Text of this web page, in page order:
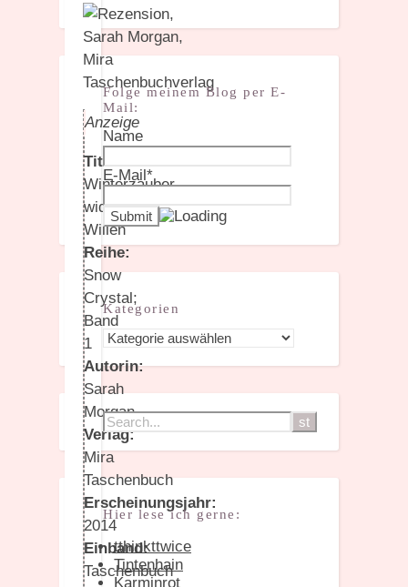
Anzeige
Titel:
Winterzauber
wider
Willen
Reihe:
Snow
Crystal;
Band
1
Autorin:
Sarah
Morgan
Verlag:
Mira
Taschenbuch
Erscheinungsjahr:
2014
Einband:
Taschenbuch
Folge meinem Blog per E-
Mail:
Name
E-Mail*
Kategorien
Kategorien
Hier lese ich gerne:
tthinkttwice
Tintenhain
Karminrot